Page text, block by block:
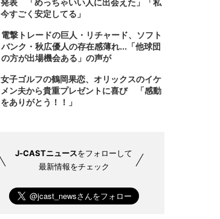
発表 「めっちゃいい人に出会えた」「私
今すごく安定してる」
電撃トレードの巨人・リチャード、ソフト
バンク・秋広優人の存在感薄れ...「他球団
の方が出場機会ある」の声が
女子ゴルフの鶴岡果恋、オリックスのイケ
メン夫から貴重プレゼントに喜び 「感動
をありがとう！！」
J-CASTニュースをフォローして
最新情報をチェック